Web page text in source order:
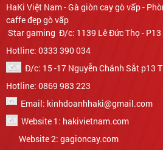
Star gaming Đ/c: 1139 Lê Đức Thọ -
Hotline: 0333 390 034
Đ/c: 15 -17 Nguyễn Chánh Sắt p13
Hotline: 0869 983 223
Email: kinhdoanhhaki@gmail.com
Website 1: hakivietnam.com
Website 2: gagioncay.com